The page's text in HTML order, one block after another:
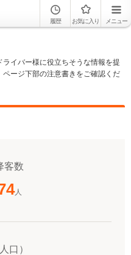
履歴 お気に入り メニュー
イバー様に役立ちそうな情報を提
ージ下部の注意書きをご確認くだ
客数
人
口）